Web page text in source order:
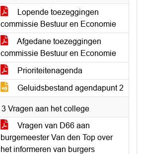
Lopende toezeggingen
commissie Bestuur en Economie
Afgedane toezeggingen
commissie Bestuur en Economie
Prioriteitenagenda
Geluidsbestand agendapunt 2
3 Vragen aan het college
Vragen van D66 aan
burgemeester Van den Top over
het informeren van burgers